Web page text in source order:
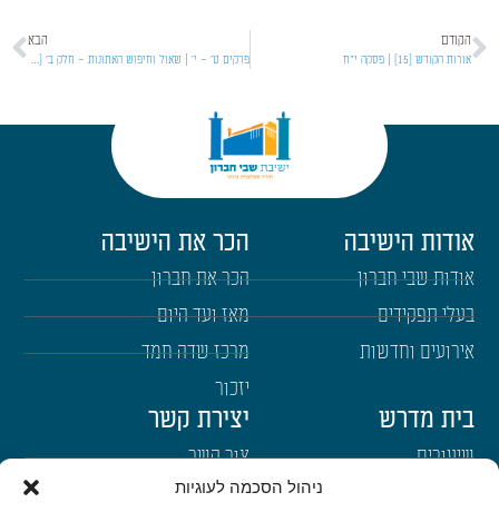
ניהול הסכמה לעוגיות
הקודם
אורות הקודש [15] | פסקה י"ח
הבא
פרקים ט' – י' | שאול וחיפוש האתונות – חלק ב' [24] שמואל א'
אודות הישיבה
אודות שבי חברון
בעלי תפקידים
אירועים וחדשות
הכר את הישיבה
הכר את חברון
מאז ועד היום
מרכז שדה חמד
יזכור
בית מדרש
שיעורים
יצירת קשר
צור קשר
הרשמה לשבו"ש